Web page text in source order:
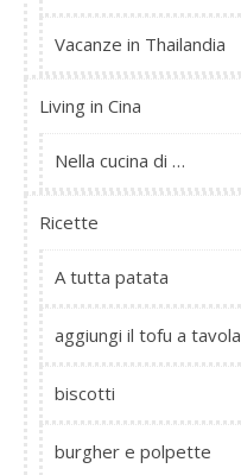
Vacanze in Thailandia
Living in Cina
Nella cucina di …
Ricette
A tutta patata
aggiungi il tofu a tavola
biscotti
burgher e polpette